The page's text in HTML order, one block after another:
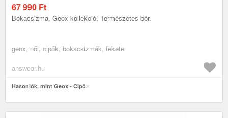
67 990 Ft
Bokacsizma, Geox kollekció. Természetes bőr.
geox, női, cipők, bokacsizmák, fekete
answear.hu
Hasonlók, mint Geox - Cipő